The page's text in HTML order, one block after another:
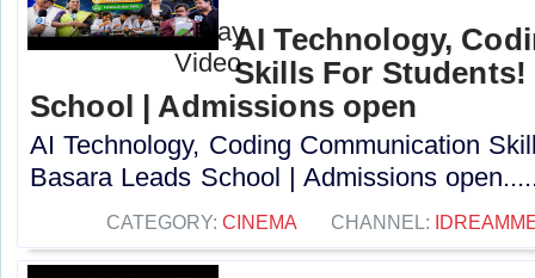
AI Technology,
Skills For Students!
School | Admissions open
AI Technology, Coding Communication
Basara Leads School | Admissions
CATEGORY: CINEMA CHANNEL: